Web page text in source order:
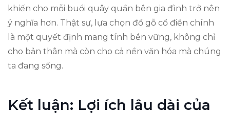
khiến cho mỗi buổi quây quần bên gia đình trở nên
ý nghĩa hơn. Thật sự, lựa chọn đồ gỗ cổ điển chính
là một quyết định mang tính bền vững, không chỉ
cho bản thân mà còn cho cả nền văn hóa mà chúng
ta đang sống.
Kết luận: Lợi ích lâu dài của